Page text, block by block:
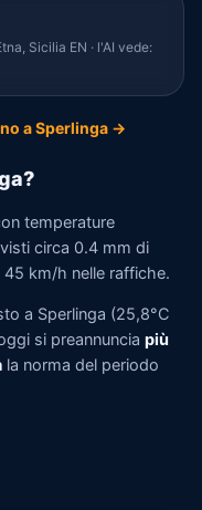
Sicilia EN · l'AI vede:
a Sperlinga →
temperature
circa 0.4 mm di
km/h nelle raffiche.
a Sperlinga (25,8°C
si preannuncia più
la norma del periodo